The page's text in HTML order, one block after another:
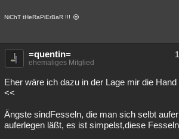
NiChT tHeRaPiErBaR !!!
=quentin=
ehemaliges Mitglied
Eher wäre ich dazu in der Lage mir die
<<
Ängste sindFesseln, die man sich selbt
auferlegen läßt, es ist simpelst,diese